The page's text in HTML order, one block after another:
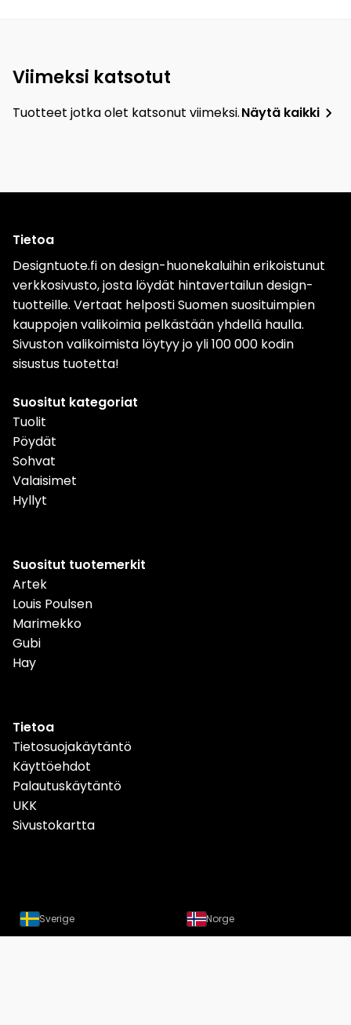
Viimeksi katsotut
Tuotteet jotka olet katsonut viimeksi.Näytä kaikki
Tietoa
Designtuote.fi on design-huonekaluihin erikoistunut
verkkosivusto, josta löydät hintavertailun design-
tuotteille. Vertaat helposti Suomen suosituimpien
kauppojen valikoimia pelkästään yhdellä haulla.
Sivuston valikoimista löytyy jo yli 100 000 kodin
sisustus tuotetta!
Suositut kategoriat
Tuolit
Pöydät
Sohvat
Valaisimet
Hyllyt
Suositut tuotemerkit
Artek
Louis Poulsen
Marimekko
Gubi
Hay
Tietoa
Tietosuojakäytäntö
Käyttöehdot
Palautuskäytäntö
UKK
Sivustokartta
Sverige Norge